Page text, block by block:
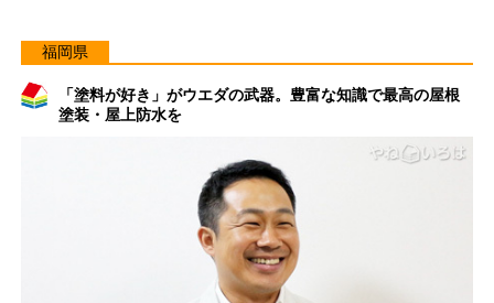
福岡県
「塗料が好き」がウエダの武器。豊富な知識で最高の屋根
塗装・屋上防水を